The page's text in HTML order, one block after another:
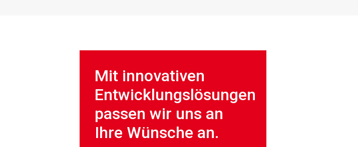
Mit innovativen
Entwicklungslösungen
passen wir uns an
Ihre Wünsche an.